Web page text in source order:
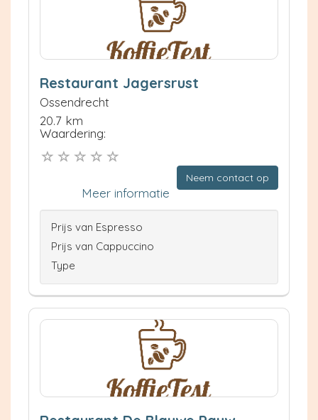
Restaurant Jagersrust
Ossendrecht
20.7 km
Waardering:
Neem contact op
Meer informatie
Prijs van Espresso
Prijs van Cappuccino
Type